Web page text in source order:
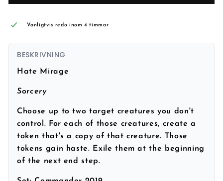
Vanligtvis redo inom 4 timmar
BESKRIVNING
Hate Mirage
Sorcery
Choose up to two target creatures you don't
control. For each of those creatures, create a
token that's a copy of that creature. Those
tokens gain haste. Exile them at the beginning
of the next end step.